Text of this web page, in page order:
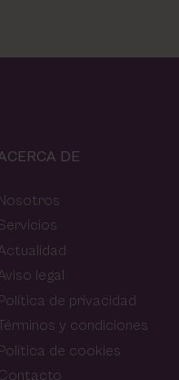
DE
legal
de privacidad
y condiciones
de cookies